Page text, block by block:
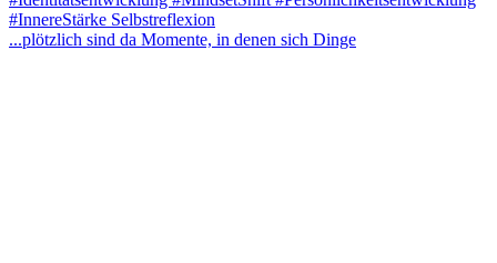
...plötzlich sind da Momente, in denen sich Dinge